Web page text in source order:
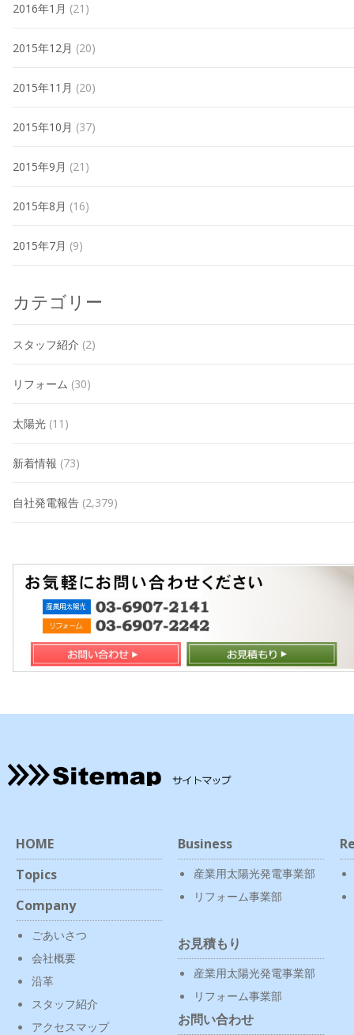
2016年1月 (21)
2015年12月 (20)
2015年11月 (20)
2015年10月 (37)
2015年9月 (21)
2015年8月 (16)
2015年7月 (9)
カテゴリー
スタッフ紹介 (2)
リフォーム (30)
太陽光 (11)
新着情報 (73)
自社発電報告 (2,379)
HOME
Topics
Company
ごあいさつ
会社概要
沿革
スタッフ紹介
アクセスマップ
Business
産業用太陽光発電事業部
リフォーム事業部
お見積もり
産業用太陽光発電事業部
リフォーム事業部
お問い合わせ